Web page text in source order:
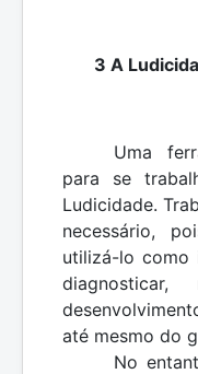
3 A
Uma
para se
Ludicidade.
necessário,
utilizá-lo como
até mesmo do
No